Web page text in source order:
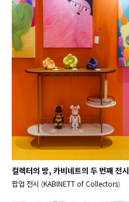
컬렉터의 방, 카비네트의 두 번째 전시
팝업 전시 〈KABINETT of Collectors〉